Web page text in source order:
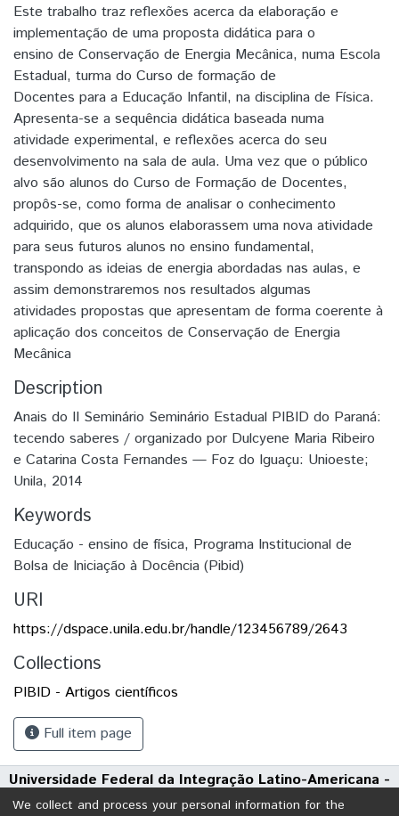
Este trabalho traz reflexões acerca da elaboração e
implementação de uma proposta didática para o
ensino de Conservação de Energia Mecânica, numa Escola
Estadual, turma do Curso de formação de
Docentes para a Educação Infantil, na disciplina de Física.
Apresenta-se a sequência didática baseada numa
atividade experimental, e reflexões acerca do seu
desenvolvimento na sala de aula. Uma vez que o público
alvo são alunos do Curso de Formação de Docentes,
propôs-se, como forma de analisar o conhecimento
adquirido, que os alunos elaborassem uma nova atividade
para seus futuros alunos no ensino fundamental,
transpondo as ideias de energia abordadas nas aulas, e
assim demonstraremos nos resultados algumas
atividades propostas que apresentam de forma coerente à
aplicação dos conceitos de Conservação de Energia
Mecânica
Description
Anais do II Seminário Seminário Estadual PIBID do Paraná:
tecendo saberes / organizado por Dulcyene Maria Ribeiro
e Catarina Costa Fernandes — Foz do Iguaçu: Unioeste;
Unila, 2014
Keywords
Educação - ensino de física, Programa Institucional de
Bolsa de Iniciação à Docência (Pibid)
URI
https://dspace.unila.edu.br/handle/123456789/2643
Collections
PIBID - Artigos científicos
Full item page
Universidade Federal da Integração Latino-Americana -
UNILA
We collect and process your personal information for the